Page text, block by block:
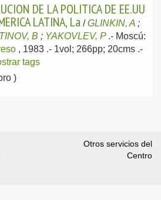
DE LA POLITICA DE EE.UU
LATINA, La /GLINKIN, A ;
B ; YAKOVLEV, P .- Moscú:
, 1983 .- 1vol; 266pp; 20cms .-
tags
)
Otros servicios del
Centro